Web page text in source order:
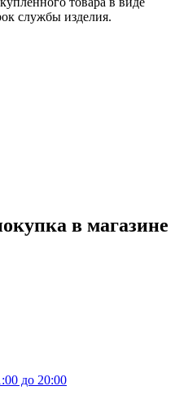
службы изделия.
в магазине
до 20:00